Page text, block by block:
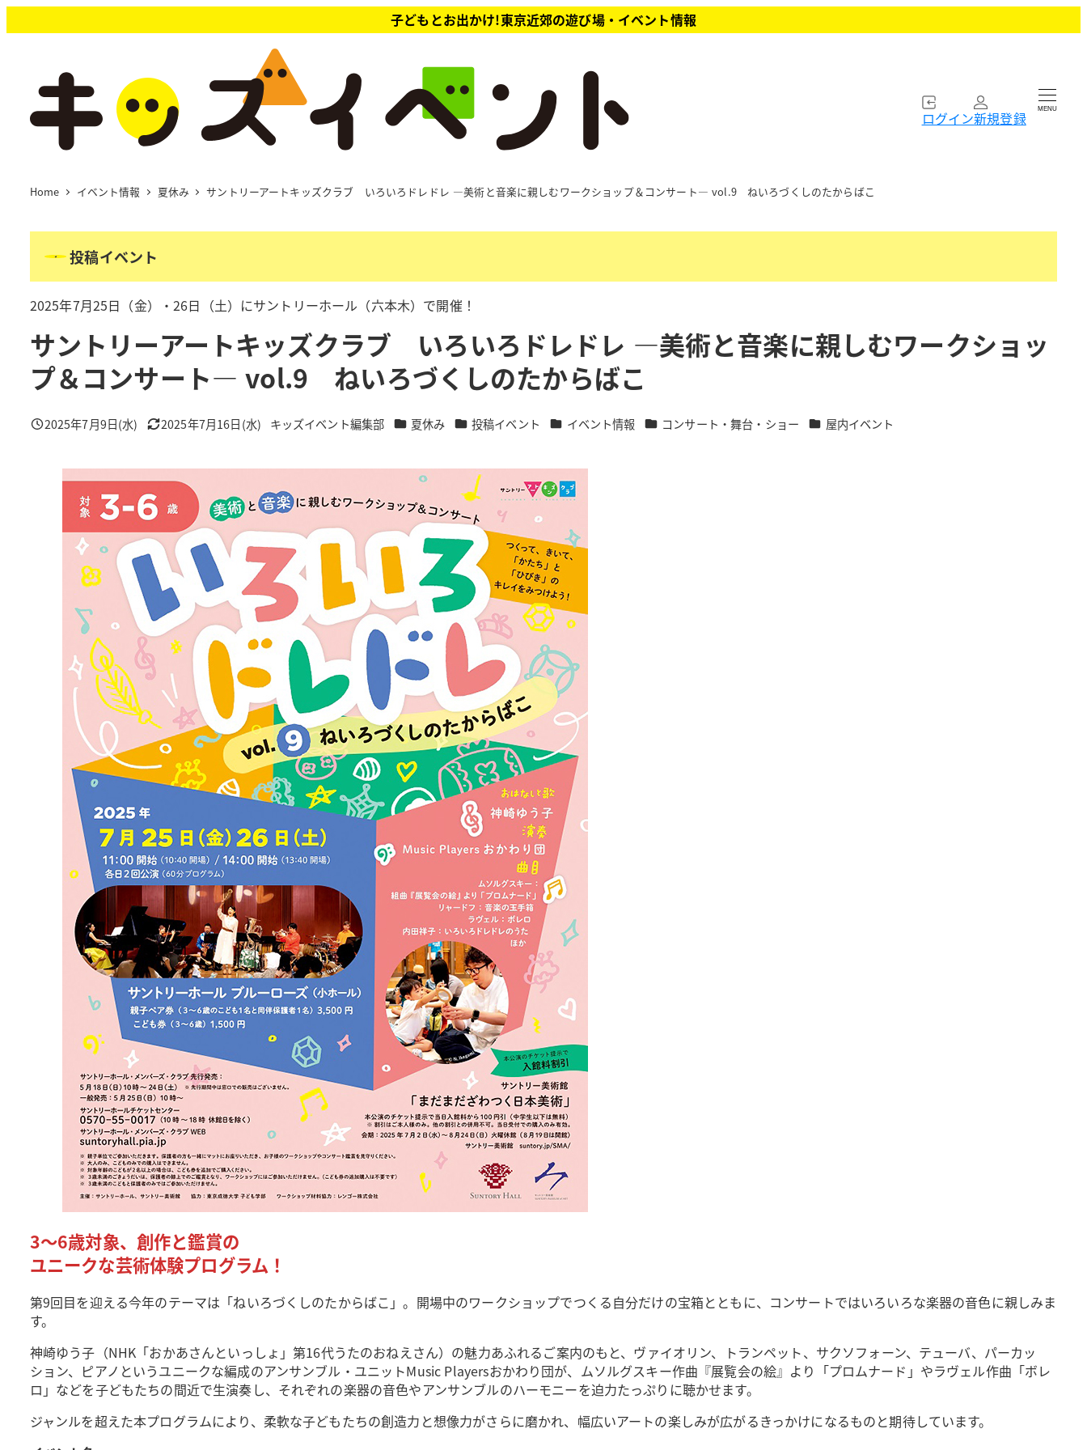
イ
子どもとお出かけ!東京近郊の遊び場・イベント情報
ログイン新規登録 MENU
Home イベント情報 夏休み サントリーアートキッズクラブ いろいろドレドレ ―美術と音楽に親しむワークショップ＆コンサート― vol.9 ねいろづくしのたからばこ
投稿イベント
2025年7月25日（金）・26日（土）にサントリーホール（六本木）で開催！
サントリーアートキッズクラブ いろいろドレドレ ―美術と音楽に親しむワークショッ
プ＆コンサート― vol.9 ねいろづくしのたからばこ
投稿日
2025年7月9日(水) 更新日
2025年7月16日(水)
著
キッズイベント編集部 カテゴリー
夏休み カテゴリー
投稿イベント カテゴリー
イベント情報 カテゴリー
コンサート・舞台・ショー カテゴリー
屋内イベント
3～6歳対象、創作と鑑賞の
ユニークな芸術体験プログラム！
第9回目を迎える今年のテーマは「ねいろづくしのたからばこ」。開場中のワークショップでつくる自分だけの宝箱とともに、コンサートではいろいろな楽器の音色に親しみま
す。
神崎ゆう子（NHK「おかあさんといっしょ」第16代うたのおねえさん）の魅力あふれるご案内のもと、ヴァイオリン、トランペット、サクソフォーン、テューバ、パーカッ
ション、ピアノというユニークな編成のアンサンブル・ユニットMusic Playersおかわり団が、ムソルグスキー作曲『展覧会の絵』より「プロムナード」やラヴェル作曲「ボレ
ロ」などを子どもたちの間近で生演奏し、それぞれの楽器の音色やアンサンブルのハーモニーを迫力たっぷりに聴かせます。
ジャンルを超えた本プログラムにより、柔軟な子どもたちの創造力と想像力がさらに磨かれ、幅広いアートの楽しみが広がるきっかけになるものと期待しています。